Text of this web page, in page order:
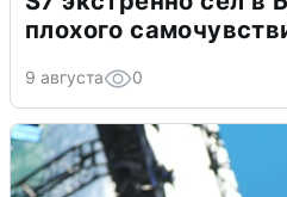
плохого
9 августа 0